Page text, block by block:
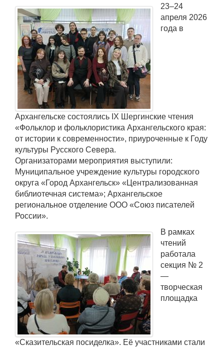
23–24
апреля 2026
года в
Архангельске состоялись IX Шергинские чтения
«Фольклор и фольклористика Архангельского края:
от истории к современности», приуроченные к Году
культуры Русского Севера.
Организаторами мероприятия выступили:
Муниципальное учреждение культуры городского
округа «Город Архангельск» «Централизованная
библиотечная система»; Архангельское
региональное отделение ООО «Союз писателей
России».
В рамках
чтений
работала
секция № 2
—
творческая
площадка
«Сказительская посиделка». Её участниками стали